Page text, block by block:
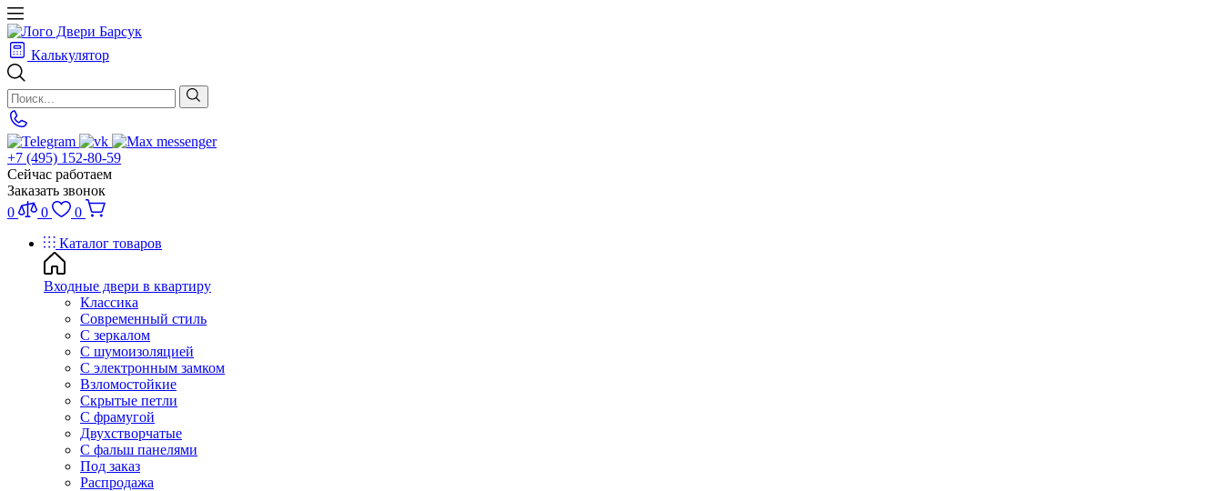
Калькулятор
+7 (495) 152-80-59
Сейчас работаем
Заказать звонок
0
0
0
Каталог товаров
Входные двери в квартиру
Классика
Современный стиль
С зеркалом
С шумоизоляцией
С электронным замком
Взломостойкие
Скрытые петли
С фрамугой
Двухстворчатые
С фальш панелями
Под заказ
Распродажа